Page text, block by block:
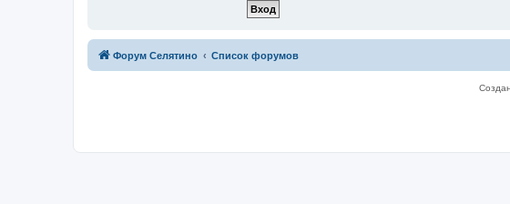
Форум Селятино Список форумов